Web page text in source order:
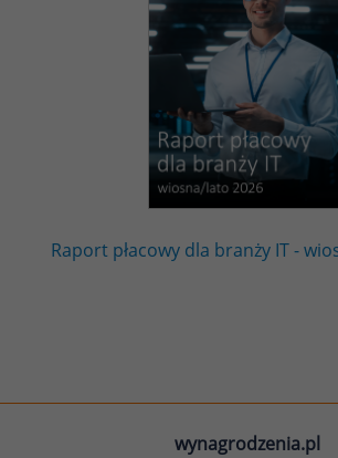
Raport płacowy dla branży IT -
wynagrodzenia.pl